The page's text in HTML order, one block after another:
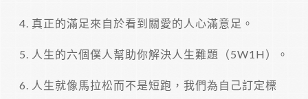
真正的滿足來自於看到關愛的人心滿意足。
人生的六個僕人幫助你解決人生難題（5W1H）。
人生就像馬拉松而不是短跑，我們為自己訂定標